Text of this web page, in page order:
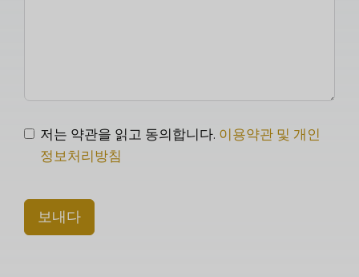
저는 약관을 읽고 동의합니다. 이용약관 및 개인
정보처리방침
보내다